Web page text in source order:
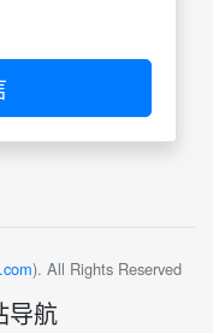
). All Rights Reserved
导航